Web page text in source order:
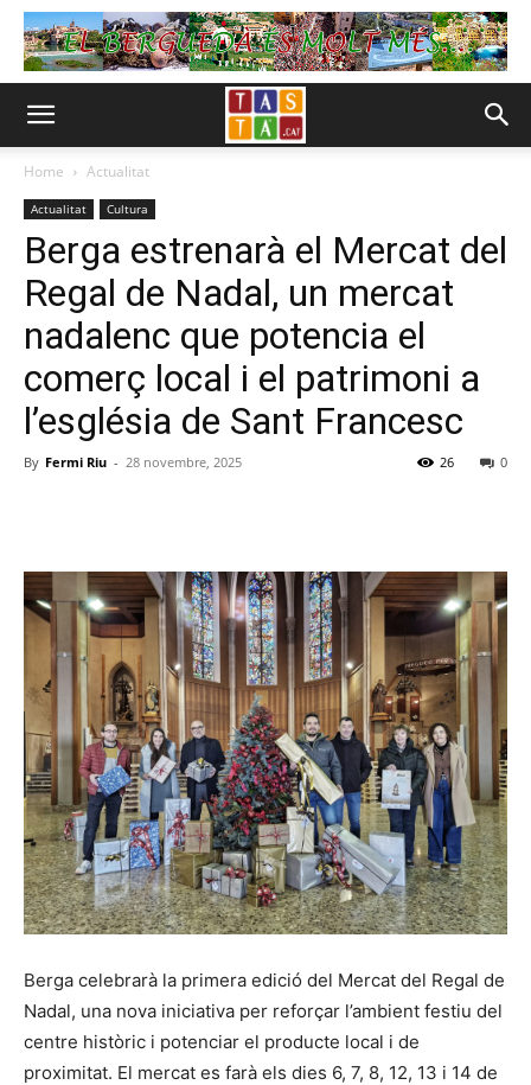
Home Actualitat
Actualitat Cultura
Berga estrenarà el Mercat del
Regal de Nadal, un mercat
nadalenc que potencia el
comerç local i el patrimoni a
l’església de Sant Francesc
By Fermi Riu - 28 novembre, 2025 0
26
Berga celebrarà la primera edició del Mercat del Regal de
Nadal, una nova iniciativa per reforçar l’ambient festiu del
centre històric i potenciar el producte local i de
proximitat. El mercat es farà els dies 6, 7, 8, 12, 13 i 14 de